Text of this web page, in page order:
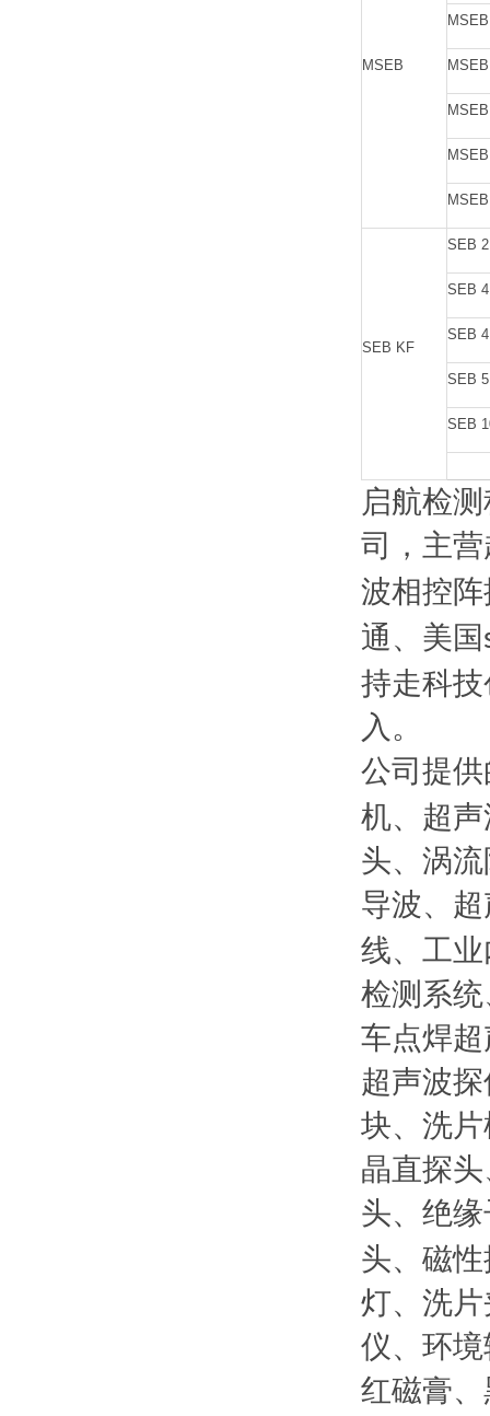
MSEB
SEB KF
SEB
SEB
SEB
SEB
SEB
启航检
司，主
波相控
通、美国
持走科
入。
公司提
机、超
头、涡
导波、
线、工
检测系
车点焊
超声波
块、洗
晶直探
头、绝
头、磁
灯、洗
仪、环
红磁膏